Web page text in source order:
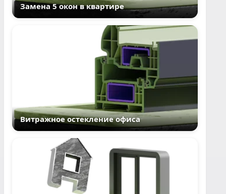
Замена 5 окон в квартире
Витражное остекление офиса